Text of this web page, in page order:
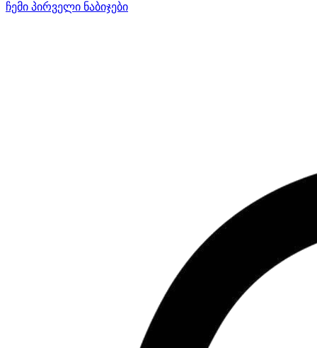
ჩემი პირველი ნაბიჯები